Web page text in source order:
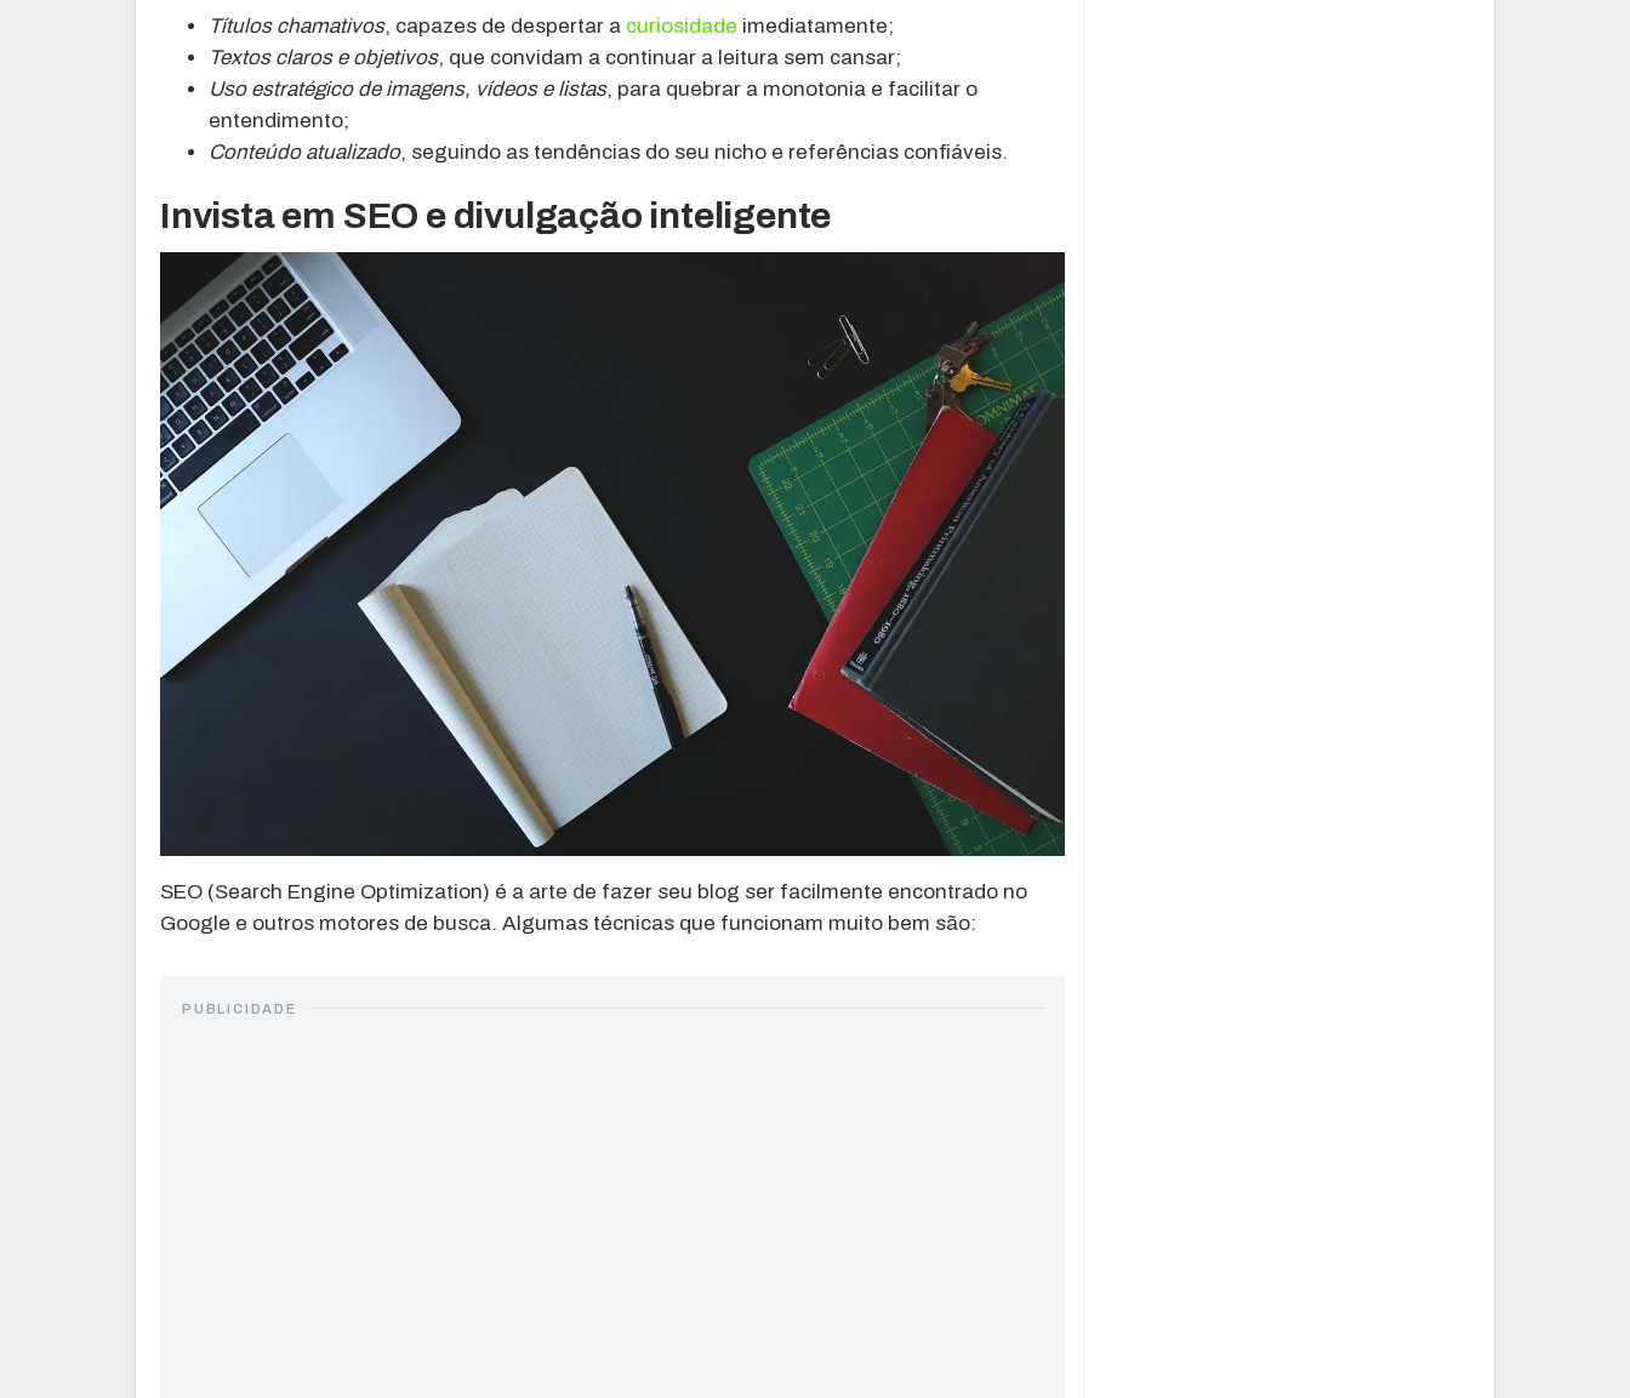
Títulos chamativos, capazes de despertar a curiosidade imediatamente;
Textos claros e objetivos, que convidam a continuar a leitura sem cansar;
Uso estratégico de imagens, vídeos e listas, para quebrar a monotonia e facilitar o
entendimento;
Conteúdo atualizado, seguindo as tendências do seu nicho e referências confiáveis.
Invista em SEO e divulgação inteligente
SEO (Search Engine Optimization) é a arte de fazer seu blog ser facilmente encontrado no
Google e outros motores de busca. Algumas técnicas que funcionam muito bem são:
PUBLICIDADE